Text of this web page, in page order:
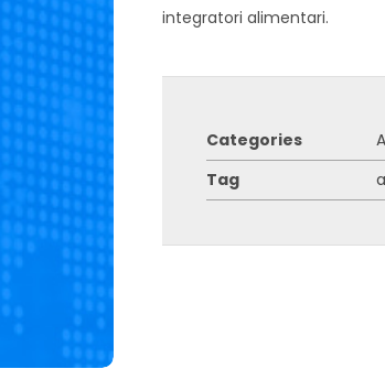
integratori alimentari.
Categories
Tag